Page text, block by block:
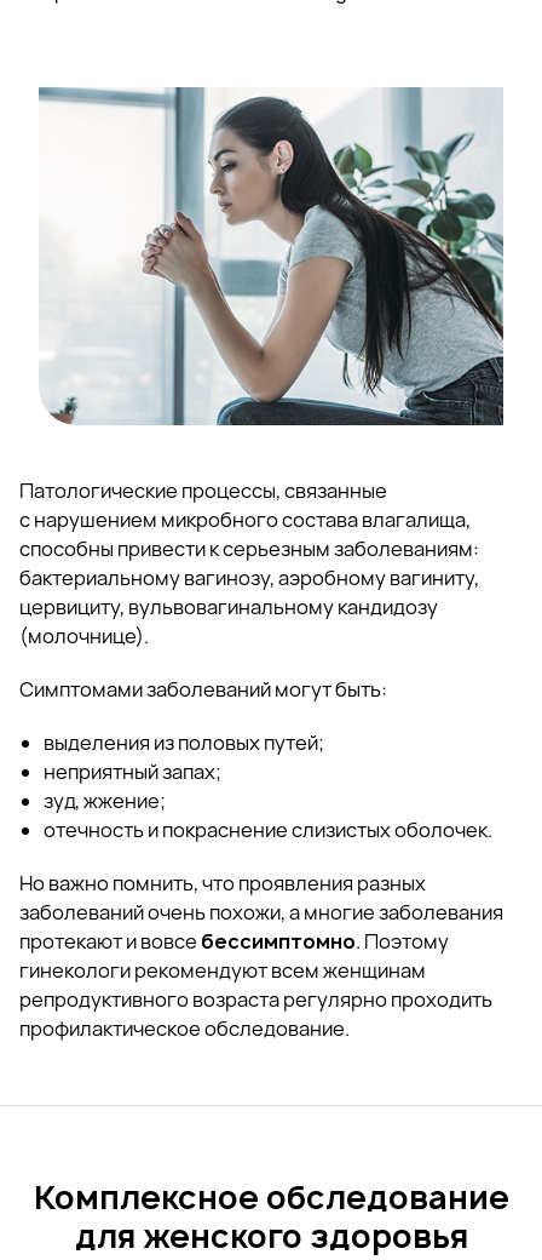
Патологические процессы, связанные
с нарушением микробного состава влагалища,
способны привести к серьезным заболеваниям:
бактериальному вагинозу, аэробному вагиниту,
цервициту, вульвовагинальному кандидозу
(молочнице).
Симптомами заболеваний могут быть:
выделения из половых путей;
неприятный запах;
зуд, жжение;
отечность и покраснение слизистых оболочек.
Но важно помнить, что проявления разных
заболеваний очень похожи, а многие заболевания
протекают и вовсе бессимптомно. Поэтому
гинекологи рекомендуют всем женщинам
репродуктивного возраста регулярно проходить
профилактическое обследование.
Комплексное обследование
для женского здоровья